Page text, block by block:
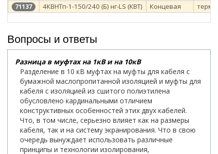
71137 4КВНТп-1-150/240 (Б) нг-LS (КВТ) Концевая
Вопросы и ответы
Разница в муфтах на 1кВ и на 10кВ
Разделение в 10 кВ муфтах на муфты для кабеля с
бумажной маслопропитанной изоляцией и муфты для
кабеля с изоляцией из сшитого полиэтилена
обусловлено кардинальными отличием
конструктивных особенностей этих двух кабелей.
Что, в том числе, серьезно влияет как на размеры
кабеля, так и на систему экранирования. Что в свою
очередь вынуждает использовать различные
принципы и технологии изолирования,